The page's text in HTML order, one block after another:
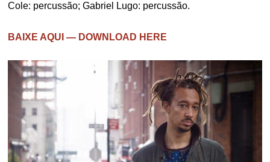
Cole: percussão; Gabriel Lugo: percussão.
BAIXE AQUI — DOWNLOAD HERE